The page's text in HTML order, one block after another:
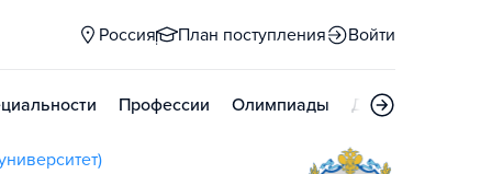
Россия План поступления Войти
Профессии Олимпиады Дни открытых